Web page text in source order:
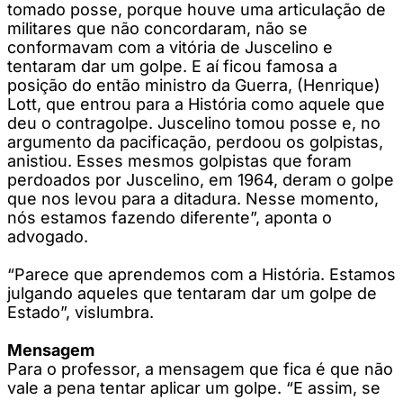
tomado posse, porque houve uma articulação de
militares que não concordaram, não se
conformavam com a vitória de Juscelino e
tentaram dar um golpe. E aí ficou famosa a
posição do então ministro da Guerra, (Henrique)
Lott, que entrou para a História como aquele que
deu o contragolpe. Juscelino tomou posse e, no
argumento da pacificação, perdoou os golpistas,
anistiou. Esses mesmos golpistas que foram
perdoados por Juscelino, em 1964, deram o golpe
que nos levou para a ditadura. Nesse momento,
nós estamos fazendo diferente”, aponta o
advogado.
“Parece que aprendemos com a História. Estamos
julgando aqueles que tentaram dar um golpe de
Estado”, vislumbra.
Mensagem
Para o professor, a mensagem que fica é que não
vale a pena tentar aplicar um golpe. “E assim, se